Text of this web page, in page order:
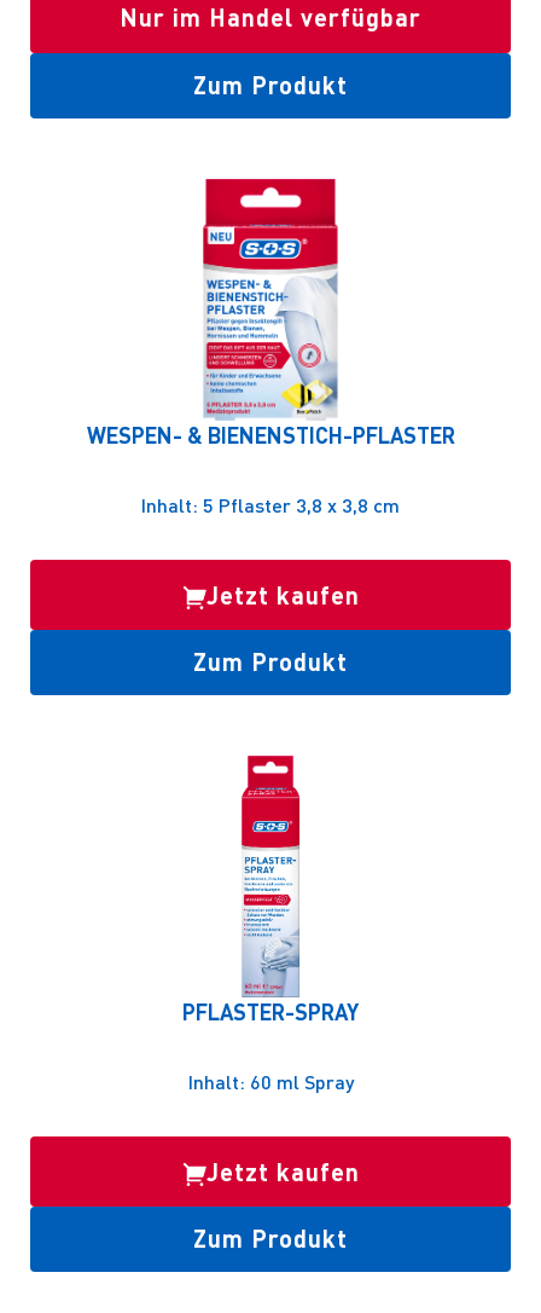
Nur im Handel verfügbar
Zum Produkt
WESPEN- & BIENENSTICH-PFLASTER
Inhalt: 5 Pflaster 3,8 x 3,8 cm
Jetzt kaufen
Zum Produkt
PFLASTER-SPRAY
Inhalt: 60 ml Spray
Jetzt kaufen
Zum Produkt